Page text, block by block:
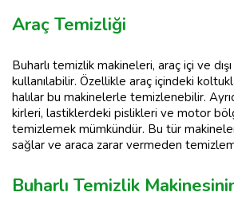
Araç Temizliği
Buharlı temizlik makineleri, araç içi ve
kullanılabilir. Özellikle araç içindeki
halılar bu makinelerle temizlenebilir.
kirleri, lastiklerdeki pislikleri ve motor
temizlemek mümkündür. Bu tür
sağlar ve araca zarar vermeden
Buharlı Temizlik